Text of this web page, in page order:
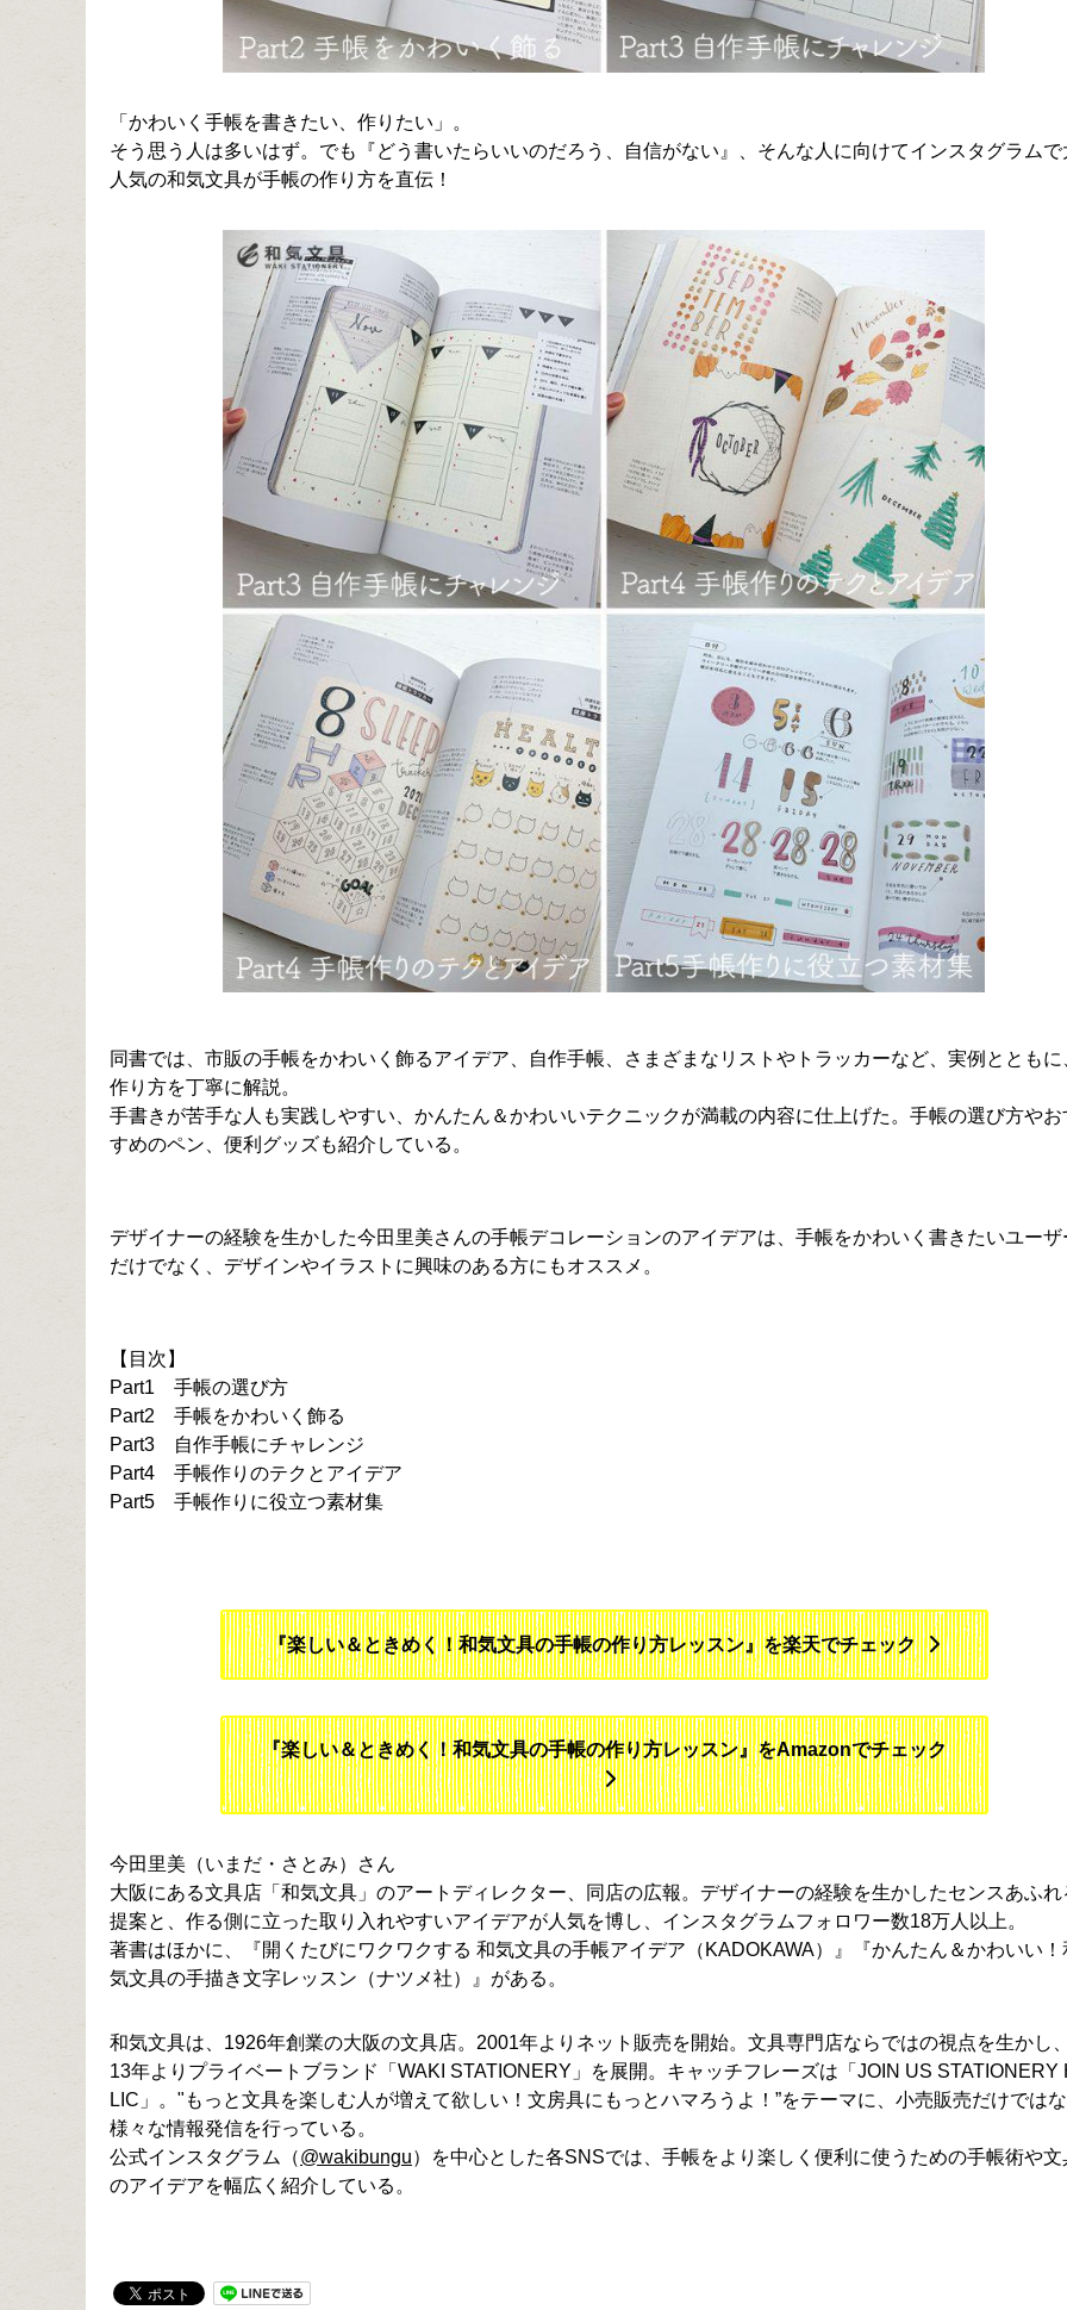
「かわいく手帳を書きたい、作りたい」。
そう思う人は多いはず。でも『どう書いたらいいのだろう、自信がない』、そんな人に向けてインスタグラムで
人気の和気文具が手帳の作り方を直伝！
同書では、市販の手帳をかわいく飾るアイデア、自作手帳、さまざまなリストやトラッカーなど、実例とともに
作り方を丁寧に解説。
手書きが苦手な人も実践しやすい、かんたん＆かわいいテクニックが満載の内容に仕上げた。手帳の選び方やお
すめのペン、便利グッズも紹介している。
デザイナーの経験を生かした今田里美さんの手帳デコレーションのアイデアは、手帳をかわいく書きたいユーザ
だけでなく、デザインやイラストに興味のある方にもオススメ。
【目次】
Part1 手帳の選び方
Part2 手帳をかわいく飾る
Part3 自作手帳にチャレンジ
Part4 手帳作りのテクとアイデア
Part5 手帳作りに役立つ素材集
『楽しい＆ときめく！和気文具の手帳の作り方レッスン』を楽天でチェック
『楽しい＆ときめく！和気文具の手帳の作り方レッスン』をAmazonでチェック
今田里美（いまだ・さとみ）さん
大阪にある文具店「和気文具」のアートディレクター、同店の広報。デザイナーの経験を生かしたセンスあふれ
提案と、作る側に立った取り入れやすいアイデアが人気を博し、インスタグラムフォロワー数18万人以上。
著書はほかに、『開くたびにワクワクする 和気文具の手帳アイデア（KADOKAWA）』『かんたん＆かわいい！
気文具の手描き文字レッスン（ナツメ社）』がある。
和気文具は、1926年創業の大阪の文具店。2001年よりネット販売を開始。文具専門店ならではの視点を生かし
13年よりプライベートブランド「WAKI STATIONERY」を展開。キャッチフレーズは「JOIN US STATIONERY
LIC」。"もっと文具を楽しむ人が増えて欲しい！文房具にもっとハマろうよ！”をテーマに、小売販売だけでは
様々な情報発信を行っている。
公式インスタグラム（@wakibungu）を中心とした各SNSでは、手帳をより楽しく便利に使うための手帳術や文
のアイデアを幅広く紹介している。